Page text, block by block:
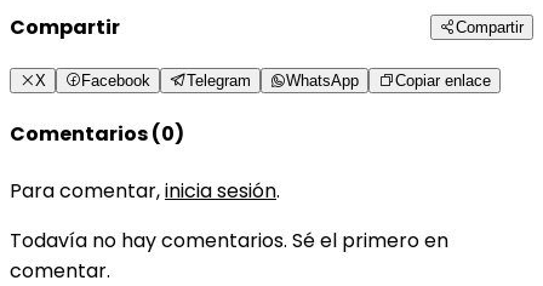
Compartir Compartir
X Facebook Telegram WhatsApp Copiar enlace
Comentarios (0)
Para comentar,inicia sesión.
Todavía no hay comentarios. Sé el primero en
comentar.